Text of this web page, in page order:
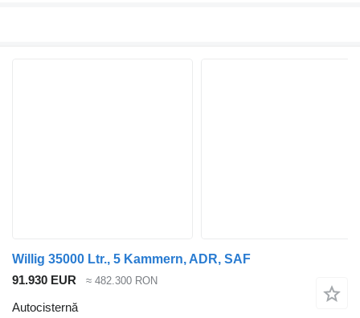
Willig 35000 Ltr., 5 Kammern, ADR, SAF
91.930 EUR
≈ 482.300 RON
Autocisternă